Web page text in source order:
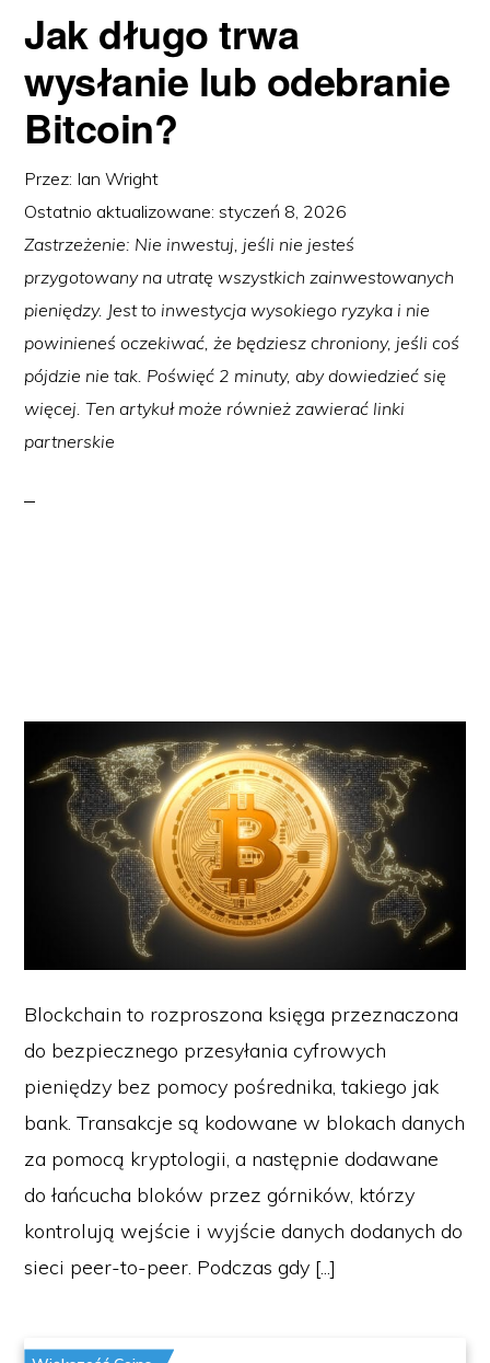
Jak długo trwa
wysłanie lub odebranie
Bitcoin?
Przez: Ian Wright
Ostatnio aktualizowane:styczeń 8, 2026
Zastrzeżenie: Nie inwestuj, jeśli nie jesteś
przygotowany na utratę wszystkich zainwestowanych
pieniędzy. Jest to inwestycja wysokiego ryzyka i nie
powinieneś oczekiwać, że będziesz chroniony, jeśli coś
pójdzie nie tak. Poświęć 2 minuty, aby dowiedzieć się
więcej. Ten artykuł może również zawierać linki
partnerskie
Blockchain to rozproszona księga przeznaczona
do bezpiecznego przesyłania cyfrowych
pieniędzy bez pomocy pośrednika, takiego jak
bank. Transakcje są kodowane w blokach danych
za pomocą kryptologii, a następnie dodawane
do łańcucha bloków przez górników, którzy
kontrolują wejście i wyjście danych dodanych do
sieci peer-to-peer. Podczas gdy [...]